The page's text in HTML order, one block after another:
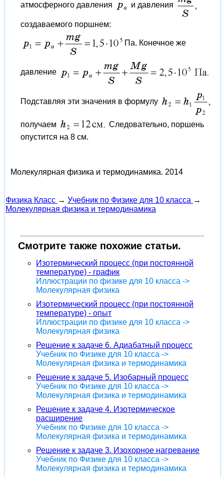
атмосферного давления и давления
создаваемого поршнем:
Па. Конечное же
давление
Подставляя эти значения в формулу
получаем
Следовательно, поршень
опустится на 8 см.
Молекулярная физика и термодинамика. 2014
Физика Класс → Учебник по Физике для 10 класса →
Молекулярная физика и термодинамика
Смотрите также похожие статьи.
Изотермический процесс (при постоянной
температуре) - график
Иллюстрации по физике для 10 класса ->
Молекулярная физика
Изотермический процесс (при постоянной
температуре) - опыт
Иллюстрации по физике для 10 класса ->
Молекулярная физика
Решение к задаче 6. Адиабатный процесс
Учебник по Физике для 10 класса ->
Молекулярная физика и термодинамика
Решение к задаче 5. Изобарный процесс
Учебник по Физике для 10 класса ->
Молекулярная физика и термодинамика
Решение к задаче 4. Изотермическое
расширение
Учебник по Физике для 10 класса ->
Молекулярная физика и термодинамика
Решение к задаче 3. Изохорное нагревание
Учебник по Физике для 10 класса ->
Молекулярная физика и термодинамика